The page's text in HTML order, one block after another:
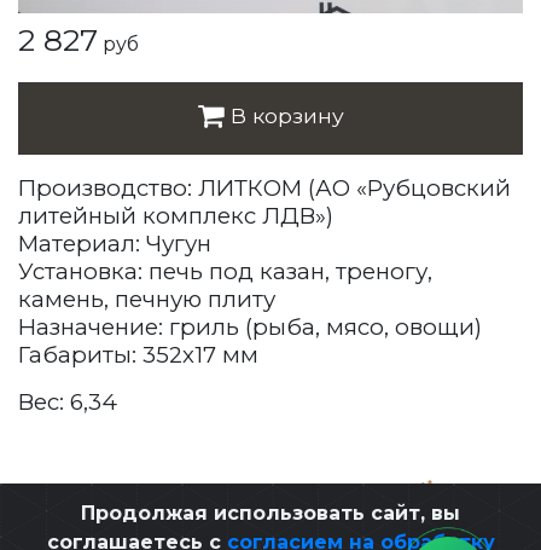
2 827 руб
В корзину
Производство: ЛИТКОМ (АО «Рубцовский
литейный комплекс ЛДВ»)
Материал: Чугун
Установка: печь под казан, треногу,
камень, печную плиту
Назначение: гриль (рыба, мясо, овощи)
Габариты: 352х17 мм
Вес: 6,34
Продолжая использовать сайт, вы
соглашаетесь с согласием на обработку